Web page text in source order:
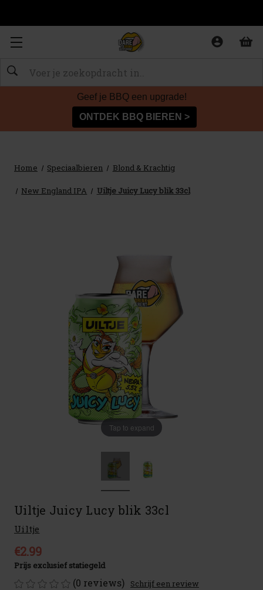
Zoeken
Geef je BBQ een upgrade!
ONTDEK BBQ BIEREN >
Home Speciaalbieren Blond & Krachtig
New England IPA Uiltje Juicy Lucy blik 33cl
Tap to expand
Uiltje Juicy Lucy blik 33cl
Uiltje
€2.99
Prijs exclusief statiegeld
(0 reviews) Schrijf een review